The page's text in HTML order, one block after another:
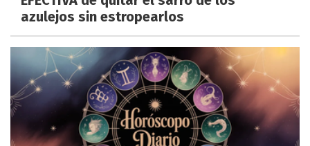
azulejos sin estropearlos